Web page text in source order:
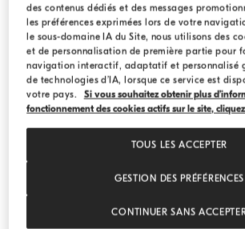
Veste crop motif chevrons Beige
Veste crop motif chevrons
des contenus dédiés et des messages
les préférences exprimées lors de votre
le sous-domaine IA du Site, nous utilisons des
et de personnalisation de première partie pour
navigation interactif, adaptatif et personnalisé
de technologies d’IA, lorsque ce service est
votre pays.
Si vous souhaitez obtenir plus
fonctionnement des cookies actifs sur le site,
GESTION DES PRÉFÉRENCES
CONTINUER SANS
TOUS LES ACCEPTER